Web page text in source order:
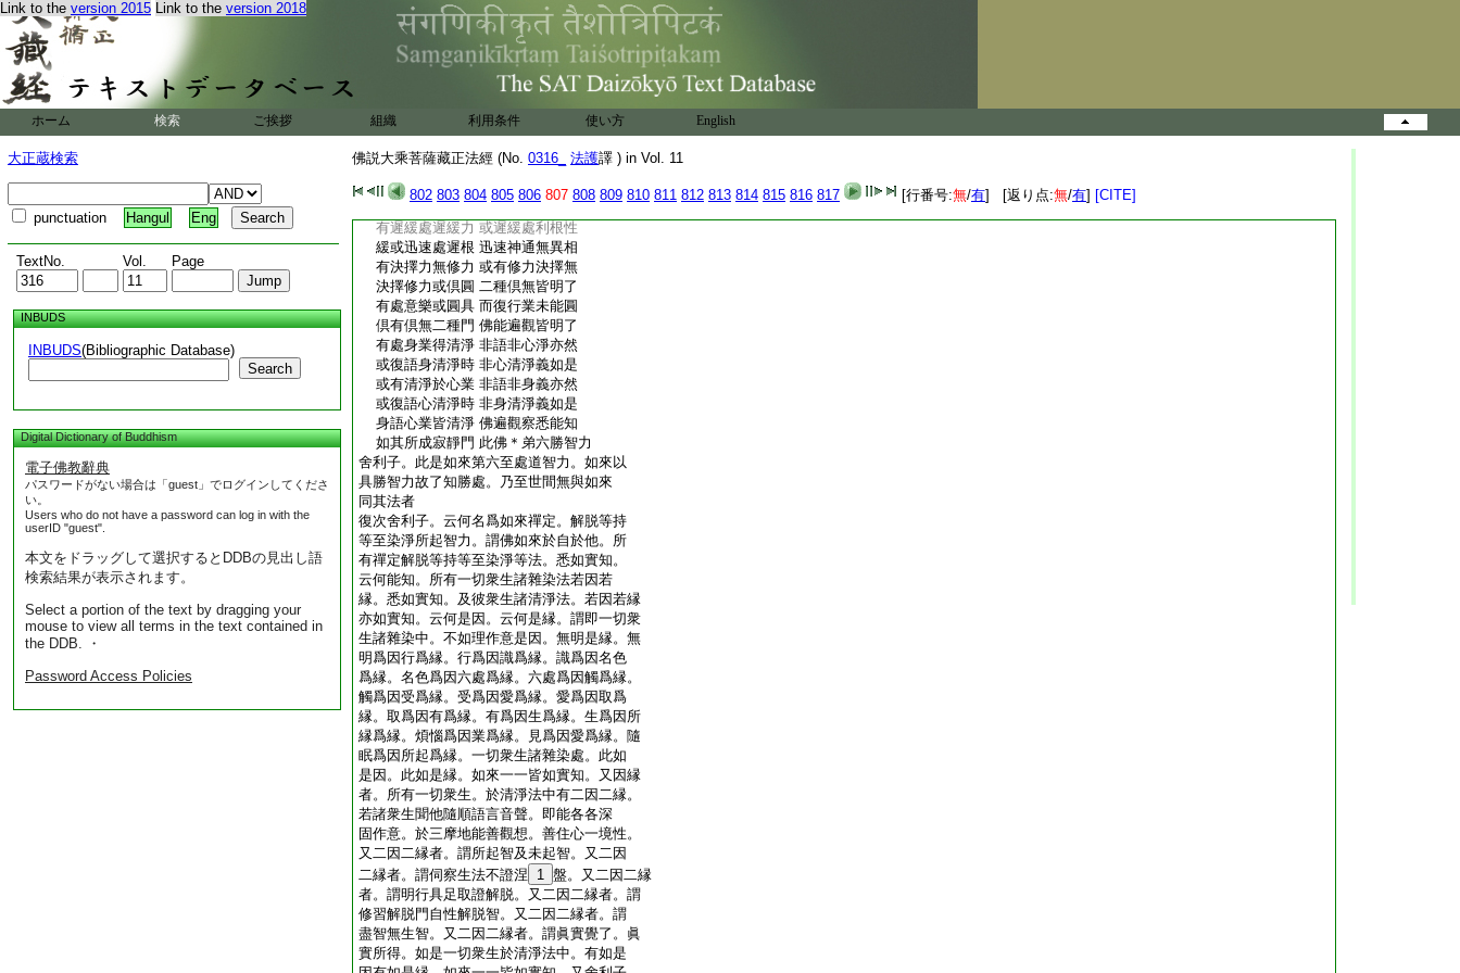
Link to the version 2015 Link to the version 2018
ホーム 検索 ご挨拶 組織 利用条件 使い方 English
大正蔵検索
punctuation Hangul Eng
TextNo. Vol. Page
INBUDS
INBUDS(Bibliographic Database)
Search
Digital Dictionary of Buddhism
電子佛教辭典
パスワードがない場合は「guest」でログインしてくださ
い。
Users who do not have a password can log in with the
userID "guest".
本文をドラッグして選択するとDDBの見出し語
検索結果が表示されます。
Select a portion of the text by dragging your
mouse to view all terms in the text contained in
the DDB. ・
Password Access Policies
佛説大乘菩薩藏正法經 (No. 0316_ 法護譯 ) in Vol. 11
802 803 804 805 806 807 808 809 810 811 812 813 814 815 816 817 [行番号:無/有] [返り点:無/有] [CITE]
譯經三藏朝散大夫試光祿卿光梵
大師賜紫沙門臣惟淨等奉 詔譯
如來不思議品
弟四之六
爾時世尊重明斯義説伽陀曰
佛善了知至處力 諸正定聚知彼因
及不定聚諸衆生 彼成熟相皆明了
三種貪處佛善了 瞋癡三種亦復然
三種煩惱差別門 佛悉了知因縁處
苦處了知利根性 遲緩神通柔軟根
有遲緩處遲緩力 或遲緩處利根性
緩或迅速處遲根 迅速神通無異相
有決擇力無修力 或有修力決擇無
決擇修力或倶圓 二種倶無皆明了
有處意樂或圓具 而復行業未能圓
倶有倶無二種門 佛能遍觀皆明了
有處身業得清淨 非語非心淨亦然
或復語身清淨時 非心清淨義如是
或有清淨於心業 非語非身義亦然
或復語心清淨時 非身清淨義如是
身語心業皆清淨 佛遍觀察悉能知
如其所成寂靜門 此佛＊弟六勝智力
舍利子。此是如來第六至處道智力。如來以
具勝智力故了知勝處。乃至世間無與如來
同其法者
復次舍利子。云何名爲如來禪定。解脱等持
等至染淨所起智力。謂佛如來於自於他。所
有禪定解脱等持等至染淨等法。悉如實知。
云何能知。所有一切衆生諸雜染法若因若
縁。悉如實知。及彼衆生諸清淨法。若因若縁
亦如實知。云何是因。云何是縁。謂即一切衆
生諸雜染中。不如理作意是因。無明是縁。無
明爲因行爲縁。行爲因識爲縁。識爲因名色
爲縁。名色爲因六處爲縁。六處爲因觸爲縁。
觸爲因受爲縁。受爲因愛爲縁。愛爲因取爲
縁。取爲因有爲縁。有爲因生爲縁。生爲因所
縁爲縁。煩惱爲因業爲縁。見爲因愛爲縁。隨
眠爲因所起爲縁。一切衆生諸雜染處。此如
是因。此如是縁。如來一一皆如實知。又因縁
者。所有一切衆生。於清淨法中有二因二縁。
若諸衆生聞他隨順語言音聲。即能各各深
固作意。於三摩地能善觀想。善住心一境性。
又二因二縁者。謂所起智及未起智。又二因
二縁者。謂伺察生法不證涅
1 盤。又二因二縁
者。謂明行具足取證解脱。又二因二縁者。謂
修習解脱門自性解脱智。又二因二縁者。謂
盡智無生智。又二因二縁者。謂眞實覺了。眞
實所得。如是一切衆生於清淨法中。有如是